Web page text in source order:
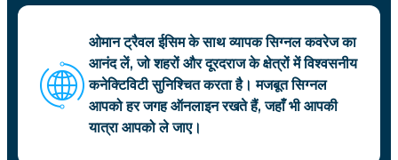
ओमान ट्रैवल ईसिम के साथ व्यापक सिग्नल कवरेज का
आनंद लें, जो शहरों और दूरदराज के क्षेत्रों में विश्वसनीय
कनेक्टिविटी सुनिश्चित करता है। मजबूत सिग्नल
आपको हर जगह ऑनलाइन रखते हैं, जहाँ भी आपकी
यात्रा आपको ले जाए।